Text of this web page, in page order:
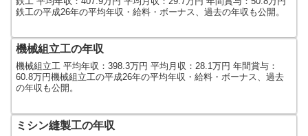
鉄工の平成26年の平均年収・給料・ボーナス、過去の年収も公開。
機械組立工の年収
機械組立工 平均年収：398.3万円 平均月収：28.1万円 年間賞与：
60.8万円機械組立工の平成26年の平均年収・給料・ボーナス、過去
の年収も公開。
ミシン縫製工の年収